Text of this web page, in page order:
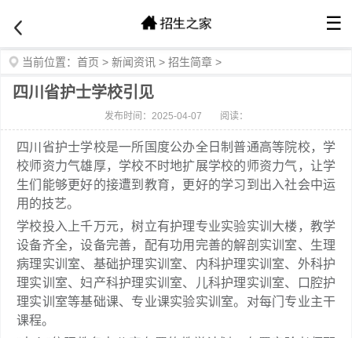
☰
当前位置： 首页 > 新闻资讯 > 招生简章 >
四川省护士学校引见
发布时间：2025-04-07 阅读：
四川省护士学校是一所国度公办全日制普通高等院校，学
校师资力气雄厚，学校不时地扩展学校的师资力气，让学
生们能够更好的接遭到教育，更好的学习到出入社会中运
用的技艺。
学校投入上千万元，树立有护理专业实验实训大楼，教学
设备齐全，设备完善，配有功用完善的解剖实训室、生理
病理实训室、基础护理实训室、内科护理实训室、外科护
理实训室、妇产科护理实训室、儿科护理实训室、口腔护
理实训室等基础课、专业课实验实训室。对每门专业主干
课程。